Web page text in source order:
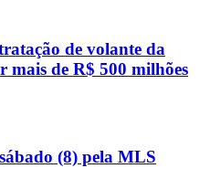
de volante da
mais de R$ 500 milhões
(8) pela MLS